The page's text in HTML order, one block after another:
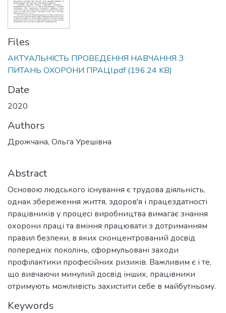
Files
АКТУАЛЬНІСТЬ ПРОВЕДЕННЯ НАВЧАННЯ З
ПИТАНЬ ОХОРОНИ ПРАЦІ.pdf(196.24 KB)
Date
2020
Authors
Дрожчана, Ольга Урешівна
Abstract
Основою людського існування є трудова діяльність,
однак збереження життя, здоров'я і працездатності
працівників у процесі виробництва вимагає знання
охорони праці та вміння працювати з дотриманням
правил безпеки, в яких сконцентрований досвід
попередніх поколінь, сформульовані заходи
профілактики професійних ризиків. Важливим є і те,
що вивчаючи минулий досвід інших, працівники
отримують можливість захистити себе в майбутньому.
Keywords